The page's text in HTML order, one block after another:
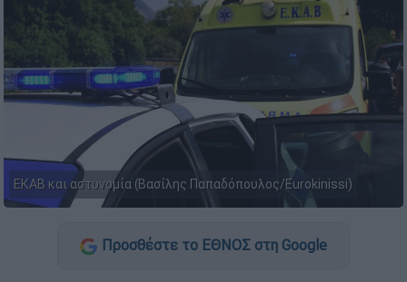
ΕΚΑΒ και αστυνομία (Βασίλης Παπαδόπουλος/Eurokinissi)
Προσθέστε το ΕΘΝΟΣ στη Google